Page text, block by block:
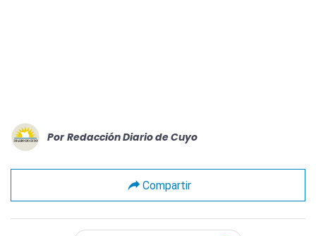
Por Redacción Diario de Cuyo
Compartir